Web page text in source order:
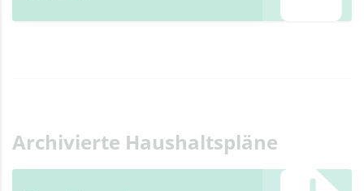
Archivierte Haushaltspläne